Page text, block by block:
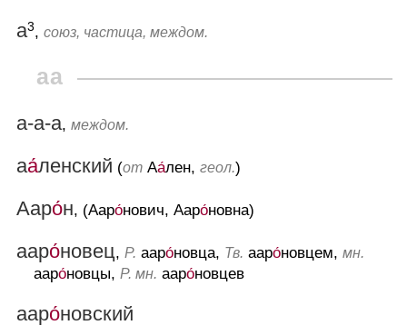
а3, союз, частица, междом.
аа
а-а-а, междом.
аа́ленский (от Аа́лен, геол.)
Ааро́н, (Ааро́нович, Ааро́новна)
ааро́новец, Р. ааро́новца, Тв. ааро́новцем, мн.
ааро́новцы, Р. мн. ааро́новцев
ааро́новский